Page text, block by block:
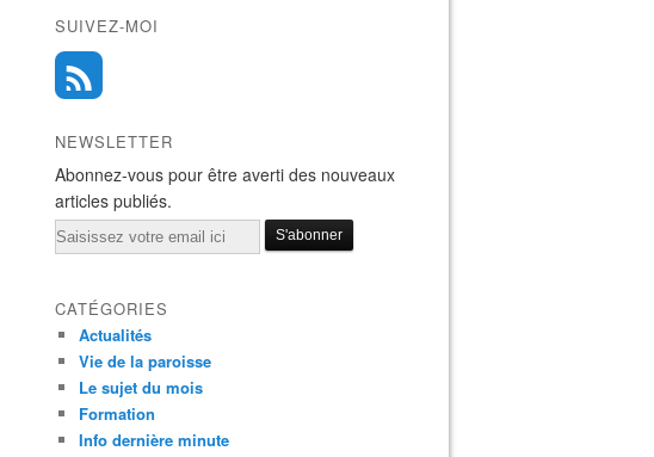
SUIVEZ-MOI
NEWSLETTER
Abonnez-vous pour être averti des nouveaux
articles publiés.
Email
CATÉGORIES
Actualités
Vie de la paroisse
Le sujet du mois
Formation
Info dernière minute